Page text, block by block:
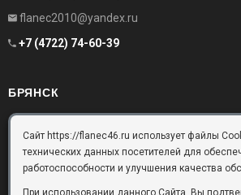
flanec2010@yandex.ru
+7 (4722) 74-60-39
БРЯНСК
Брянск, Московский проезд, д.10, офис 3
flanec32@yandex.ru
Сайт https://flanec46.ru использует файлы
технических данных посетителей для
работоспособности и улучшения качества
При использовании данного Сайта, Вы